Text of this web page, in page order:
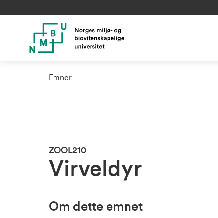
Emner
ZOOL210
Virveldyr
Om dette emnet